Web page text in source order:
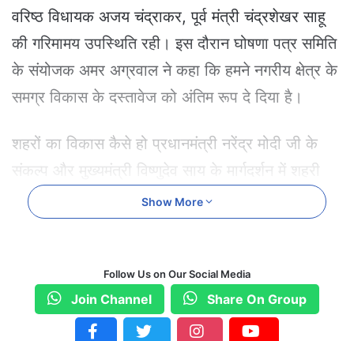
वरिष्ठ विधायक अजय चंद्राकर, पूर्व मंत्री चंद्रशेखर साहू
की गरिमामय उपस्थिति रही। इस दौरान घोषणा पत्र समिति
के संयोजक अमर अग्रवाल ने कहा कि हमने नगरीय क्षेत्र के
समग्र विकास के दस्तावेज को अंतिम रूप दे दिया है।
शहरों का विकास कैसे हो प्रधानमंत्री नरेंद्र मोदी जी के
संकल्प और मुख्यमंत्री विष्णुदेव साय के मार्गदर्शन में शहरी
क्षेत्र के विकास के इस दस्तावेज में प्रदेश वासियों के
महत्वपूर्ण सुझाव संकलित किए गए हैं। घोषणा पत्र समिति
आईडी व क्यूआर स्कैनर से महत्वपूर्ण सुझाव प्राप्त हुए।
आंकड़ों के मुताबिक व्हाट्सएप से 1115 ई-मेल से 310, और
क्यूआर स्कैनर से 2086 सुझाव पूरे प्रदेश से प्राप्त हुए हैं।
Show More
Follow Us on Our Social Media
Join Channel Share On Group